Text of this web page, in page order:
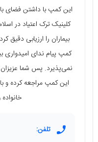
این کمپ با داشتن فضای
کلینیک ترک اعتیاد در
بیماران را ارزیابی دقیق
کمپ پیام ندای امیدواری
نمی‌پذیرد. پس شما
این کمپ مراجعه کرده و
تلفن: